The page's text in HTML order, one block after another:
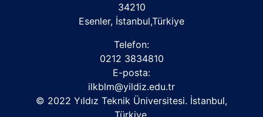
34210
Esenler, İstanbul,Türkiye
Telefon:
0212 3834810
E-posta:
ilkblm@yildiz.edu.tr
© 2022 Yıldız Teknik Üniversitesi. İstanbul,
Türkiye.